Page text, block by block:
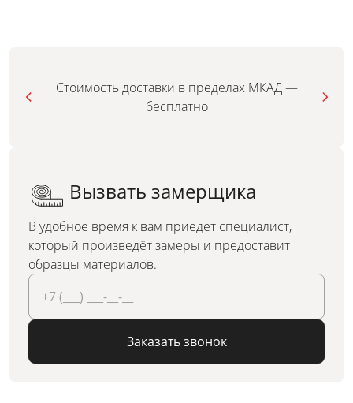
Стоимость доставки в пределах МКАД —
бесплатно
Вызвать замерщика
В удобное время к вам приедет специалист,
который произведёт замеры и предоставит
образцы материалов.
Заказать звонок